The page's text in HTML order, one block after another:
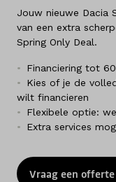
Jouw nieuwe Dacia
van een extra
Spring Only Deal.
Financiering tot
Kies of je de
wilt financieren
Flexibele optie:
Extra services
Vraag een offerte